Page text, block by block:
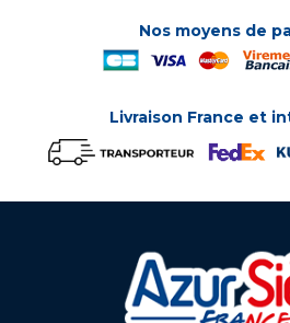
Nos moyens de
Livraison France et